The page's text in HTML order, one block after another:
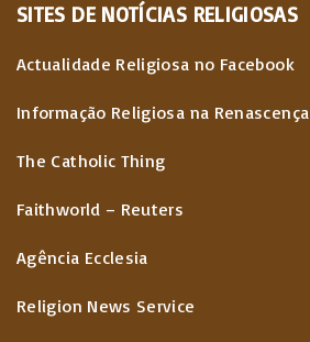
SITES DE NOTÍCIAS RELIGIOSAS
Actualidade Religiosa no Facebook
Informação Religiosa na Renascença
The Catholic Thing
Faithworld – Reuters
Agência Ecclesia
Religion News Service